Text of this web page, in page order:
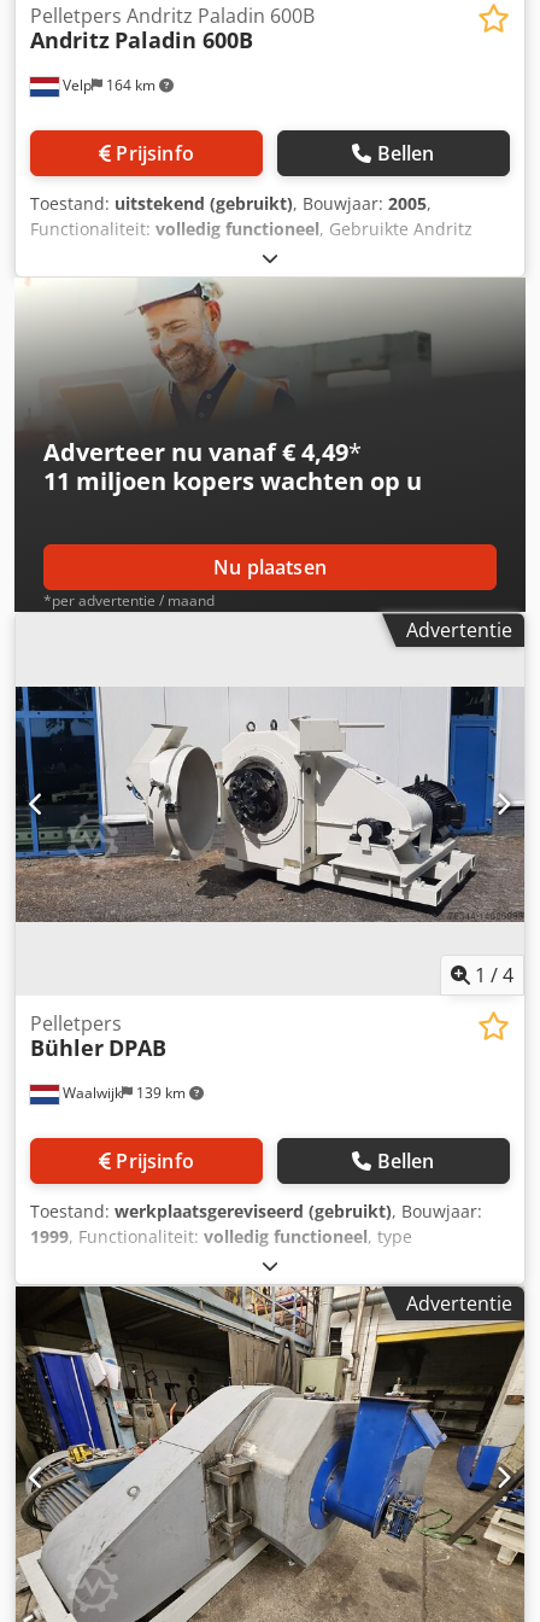
Opmerking: Conditioner op de pers is optie
Velp 164 km
Pelletpers Andritz Paladin 600B
Andritz Paladin 600B
Prijsinfo Bellen
Toestand: uitstekend (gebruikt), Bouwjaar: 2005,
Functionaliteit: volledig functioneel, Gebruikte Andritz
Paladin 600B Incl. gecombineerde RVS Toevoervijzel en
Mixer, Cedox N T Uaspfx Al Rorf 2x 55kW Motoren andere
motoren in overleg Binnenwerk 2 jaar geleden
geïnspecteerd Incl. frame voor rollen en matrijswissel
Adverteer nu vanaf € 4,49*
11 miljoen koperswachten op u
Nu plaatsen
*per advertentie / maand
Advertentie
1 /4
Waalwijk 139 km
Pelletpers
Bühler DPAB
Prijsinfo Bellen
Toestand: werkplaatsgereviseerd (gebruikt), Bouwjaar:
1999, Functionaliteit: volledig functioneel, type
, vermogen:
ingangsspanning:380 V, garantieduur:12 maanden, jaar
van de laatste revisie:2023, Uitrusting:documentatie /
handleiding
, 1 Korrelpers merk: Buhler DPAB
binnendiameter matrijs 660 mm loopvlak matrijs 138 mm
Crjdpforah Evex Al Rof Pers is voorzien van 1 motor 160 KW
. Persdeur is uitgevoerd in Roestvrij staal met een overlast
klep in deur. 2 Rollenpers met 2 rollen op de pers
gereviseerd in een dimple of geriffelde uitvoering Pers is
complete met matrijs hefinrichting en gereedschap De
pers is geheel gereviseerd en voorzien van nieuwe lagers
en slijtdelen zoals voor en achter schuivers matrijspasring
etc. Tevens nieuwe V-snaren Ook zullen alle veiligheden in
acht worden genomen en passende schakelaars op Frictie
beveiliging , deurschakelaar en inspectieluiken worden
Advertentie